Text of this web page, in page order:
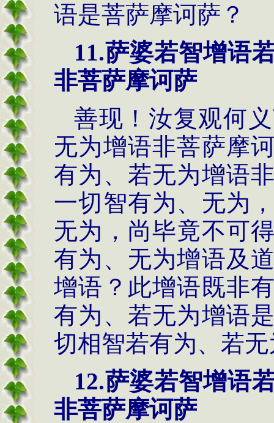
语是菩萨摩诃萨？
11.萨婆若智增语
非菩萨摩诃萨
善现！汝复观何
无为增语非菩萨摩
有为、若无为增语
一切智有为、无为
无为，尚毕竟不可
有为、无为增语及
增语？此增语既非
有为、若无为增语
切相智若有为、若
12.萨婆若智增语
非菩萨摩诃萨